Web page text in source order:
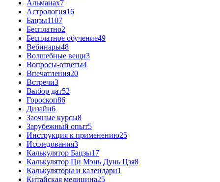
Альманах7
Астрология16
Бацзы1107
Бесплатно2
Бесплатное обучение49
Вебинары48
Волшебные вещи3
Вопросы-ответы4
Впечатления20
Встречи3
Выбор дат52
Гороскоп86
Дизайн6
Заочные курсы8
Зарубежный опыт5
Инструкция к применению25
Исследования3
Калькулятор Бацзы17
Калькулятор Ци Мэнь Дунь Цзя8
Калькуляторы и календари1
Китайская медицина25